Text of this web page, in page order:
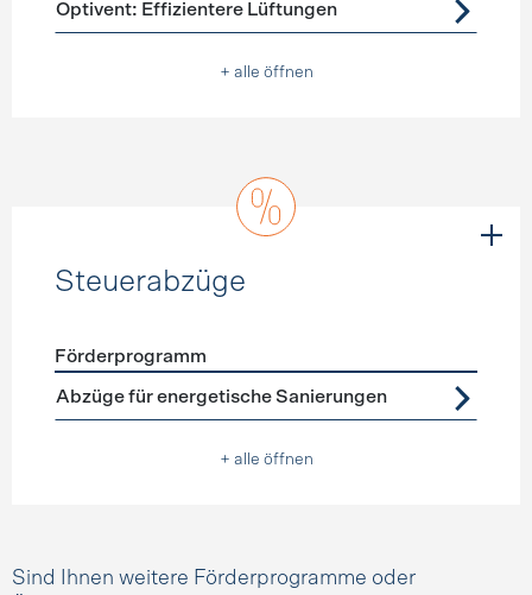
Optivent: Effizientere Lüftungen
+ alle öffnen
Steuerabzüge
Förderprogramme Steuerabzüge
Förderprogramm
Abzüge für energetische Sanierungen
+ alle öffnen
Sind Ihnen weitere Förderprogramme oder